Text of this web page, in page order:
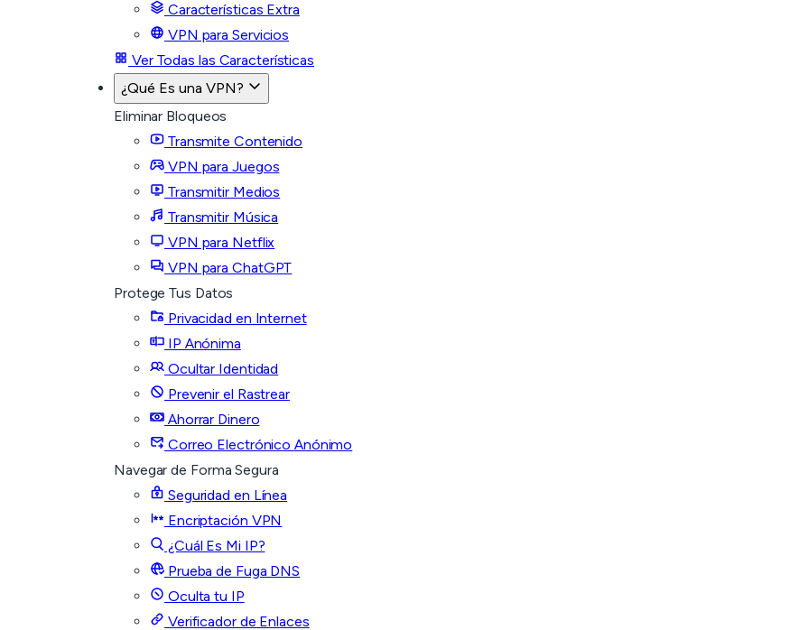
Características Extra
VPN para Servicios
Ver Todas las Características
¿Qué Es una VPN?
Eliminar Bloqueos
Transmite Contenido
VPN para Juegos
Transmitir Medios
Transmitir Música
VPN para Netflix
VPN para ChatGPT
Protege Tus Datos
Privacidad en Internet
IP Anónima
Ocultar Identidad
Prevenir el Rastrear
Ahorrar Dinero
Correo Electrónico Anónimo
Navegar de Forma Segura
Seguridad en Línea
Encriptación VPN
¿Cuál Es Mi IP?
Prueba de Fuga DNS
Oculta tu IP
Verificador de Enlaces